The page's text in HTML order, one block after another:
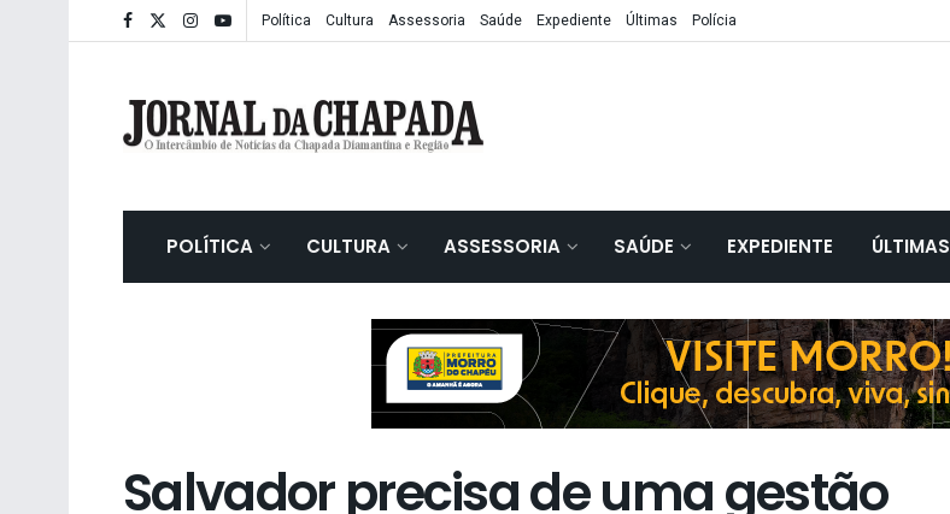
Política Cultura Assessoria Saúde Expediente Últimas Polícia
POLÍTICA CULTURA ASSESSORIA SAÚDE EXPEDIENTE ÚLTIMAS
Salvador precisa de uma gestão